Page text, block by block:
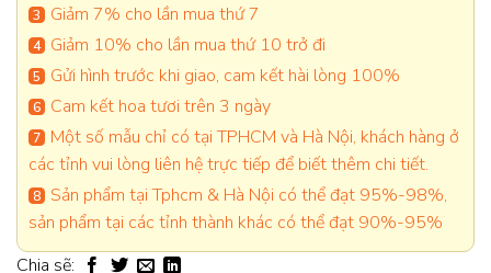
Giảm 7% cho lần mua thứ 7
Giảm 10% cho lần mua thứ 10 trở đi
Gửi hình trước khi giao, cam kết hài lòng 100%
Cam kết hoa tươi trên 3 ngày
Một số mẫu chỉ có tại TPHCM và Hà Nội, khách hàng ở
các tỉnh vui lòng liên hệ trực tiếp để biết thêm chi tiết.
Sản phẩm tại Tphcm & Hà Nội có thể đạt 95%-98%,
sản phẩm tại các tỉnh thành khác có thể đạt 90%-95%
Chia sẽ: